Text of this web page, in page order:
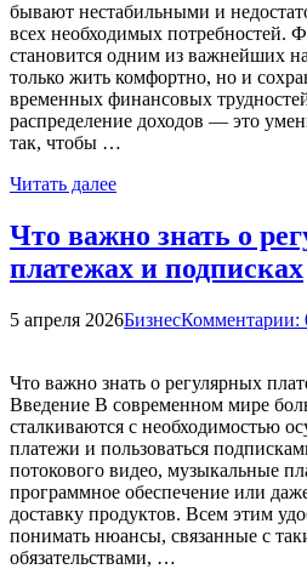
бывают нестабильными и
всех необходимых потребностей.
становится одним из важнейших
только жить комфортно, но и
временных финансовых
распределение доходов — это
так, чтобы …
Читать далее
Что важно знать о
платежах и подписках
5 апреля 2026БизнесКомментарии:
Что важно знать о регулярных
Введение В современном мире
сталкиваются с необходимостью
платежи и пользоваться
потокового видео, музыкальные
программное обеспечение или
доставку продуктов. Всем этим
понимать нюансы, связанные с
обязательствами, …